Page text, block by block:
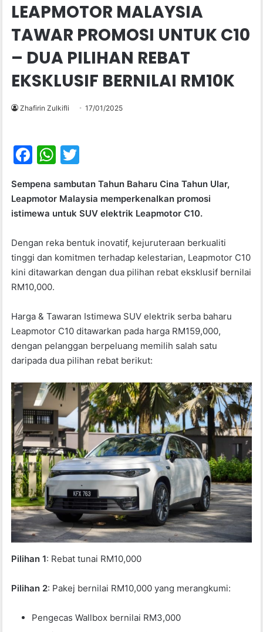
LEAPMOTOR MALAYSIA
TAWAR PROMOSI UNTUK C10
– DUA PILIHAN REBAT
EKSKLUSIF BERNILAI RM10K
Zhafirin Zulkifli 17/01/2025
F
c
e
o
o
k
W
at
s
p
p
itt
er
Sempena sambutan Tahun Baharu Cina Tahun Ular,
Leapmotor Malaysia memperkenalkan promosi
istimewa untuk SUV elektrik Leapmotor C10.
Dengan reka bentuk inovatif, kejuruteraan berkualiti
tinggi dan komitmen terhadap kelestarian, Leapmotor C10
kini ditawarkan dengan dua pilihan rebat eksklusif bernilai
RM10,000.
Harga & Tawaran Istimewa SUV elektrik serba baharu
Leapmotor C10 ditawarkan pada harga RM159,000,
dengan pelanggan berpeluang memilih salah satu
daripada dua pilihan rebat berikut:
Pilihan 1: Rebat tunai RM10,000
Pilihan 2: Pakej bernilai RM10,000 yang merangkumi:
Pengecas Wallbox bernilai RM3,000